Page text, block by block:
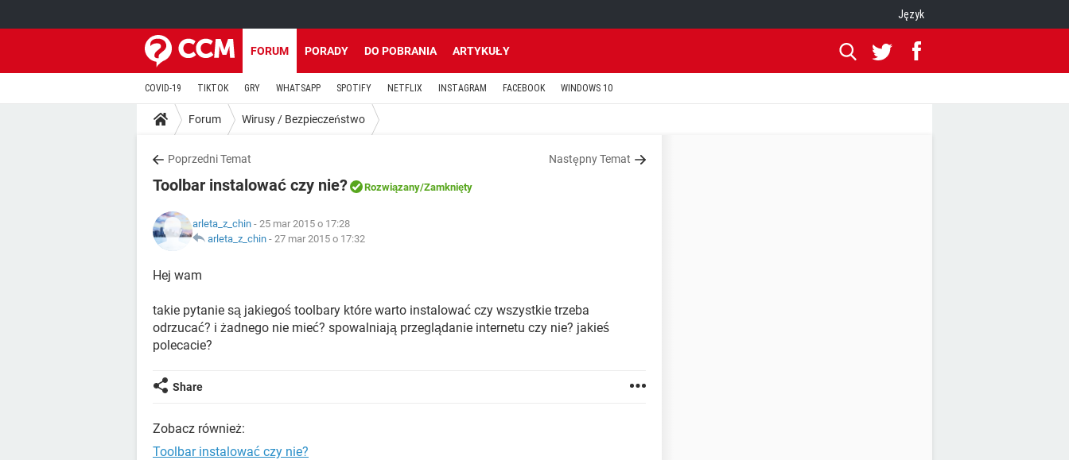
Język
FORUM PORADY DO POBRANIA ARTYKUŁY
COVID-19 TIKTOK GRY WHATSAPP SPOTIFY NETFLIX INSTAGRAM FACEBOOK WINDOWS 10
Forum Wirusy / Bezpieczeństwo
Poprzedni Temat Następny Temat
Toolbar instalować czy nie? Rozwiązany/Zamknięty
arleta_z_chin - 25 mar 2015 o 17:28
arleta_z_chin - 27 mar 2015 o 17:32
Hej wam
takie pytanie są jakiegoś toolbary które warto instalować czy wszystkie trzeba
odrzucać? i żadnego nie mieć? spowalniają przeglądanie internetu czy nie? jakieś
polecacie?
Share
Zobacz również:
Toolbar instalować czy nie?